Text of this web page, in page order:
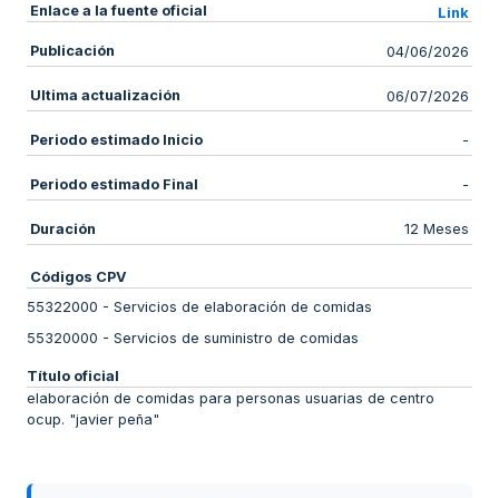
Enlace a la fuente oficial Link
Publicación 04/06/2026
Ultima actualización 06/07/2026
Periodo estimado Inicio -
Periodo estimado Final -
Duración 12 Meses
Códigos CPV
55322000 - Servicios de elaboración de comidas
55320000 - Servicios de suministro de comidas
Título oficial
elaboración de comidas para personas usuarias de centro
ocup. "javier peña"